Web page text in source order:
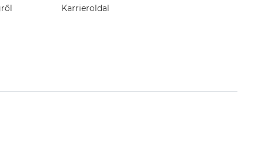
Karrieroldal